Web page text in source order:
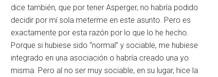
dice también, que por tener Asperger, no habría podido
decidir por mí sola meterme en este asunto. Pero es
exactamente por esta razón por lo que lo he hecho.
Porque si hubiese sido “normal” y sociable, me hubiese
integrado en una asociación o habría creado una yo
misma. Pero al no ser muy sociable, en su lugar, hice la